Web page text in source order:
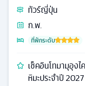
ทัวร์ญี่ปุ่น
ก.พ.
ที่พักระดับ
เช็คอินโทมามุอุงไคเ
หิมะประจำปี 2027